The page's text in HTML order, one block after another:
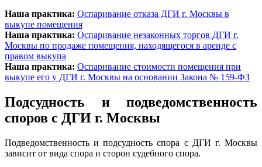
Наша практика: Оспаривание отказа ДГИ г. Москвы в
выкупе помещения
Наша практика: Оспаривание незаконных торгов ДГИ г.
Москвы по продаже помещения, находящегося в аренде с
правом выкупа
Наша практика: Оспаривание стоимости помещения при
выкупе его у ДГИ г. Москвы на основании Закона № 159-ФЗ
Подсудность и подведомственность
споров с ДГИ г. Москвы
Подведомственность и подсудность спора с ДГИ г. Москвы
зависит от вида спора и сторон судебного спора.